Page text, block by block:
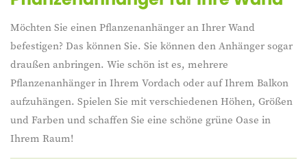
Möchten Sie einen Pflanzenanhänger an Ihrer Wand
befestigen? Das können Sie. Sie können den Anhänger sogar
draußen anbringen. Wie schön ist es, mehrere
Pflanzenanhänger in Ihrem Vordach oder auf Ihrem Balkon
aufzuhängen. Spielen Sie mit verschiedenen Höhen, Größen
und Farben und schaffen Sie eine schöne grüne Oase in
Ihrem Raum!